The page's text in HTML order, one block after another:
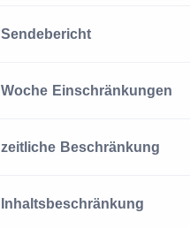
Sendebericht
Woche Einschränkungen
zeitliche Beschränkung
Inhaltsbeschränkung